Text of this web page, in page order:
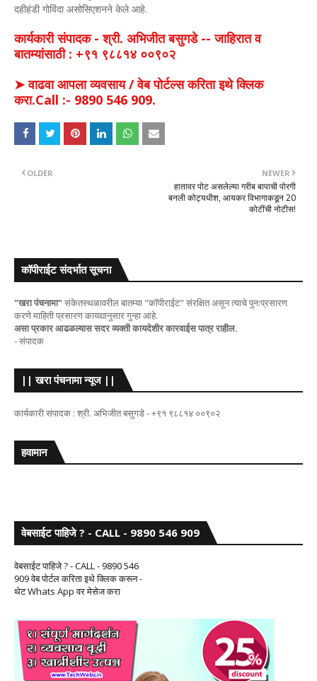
दहीहंडी गोविंदा असोसिएशनने केले आहे.
कार्यकारी संपादक - श्री. अभिजीत बसुगडे -- जाहिरात व
बातम्यांसाठी : +९१ ९८८१४ ००९०२
➤ वाढवा आपला व्यवसाय / वेब पोर्टल्स करिता इथे क्लिक
करा.Call :- 9890 546 909.
NEWER
हातावर पोट असलेल्या गरीब बापाची पोरगी
बनली कोट्यधीश, आयकर विभागाकडून 20
कोटींची नोटीस!
OLDER
कॉपीराईट संदर्भात सूचना
"खरा पंचनामा"संकेतस्थळावरील बातम्या "कॉपीराईट" संरक्षित असून त्याचे पुन:प्रसारण
करणे माहिती प्रसारण कायद्यानुसार गुन्हा आहे.
असा प्रकार आढळल्यास सदर व्यक्ती कायदेशीर कारवाईस पात्र राहील.
- संपादक
|| खरा पंचनामा न्यूज ||
कार्यकारी संपादक : श्री. अभिजीत बसुगडे - +९१ ९८८१४ ००९०२
हवामान
वेबसाईट पाहिजे ? - CALL - 9890 546 909
वेबसाईट पाहिजे ? - CALL - 9890 546
909 वेब पोर्टल करिता इथे क्लिक करून -
थेट Whats App वर मेसेज करा